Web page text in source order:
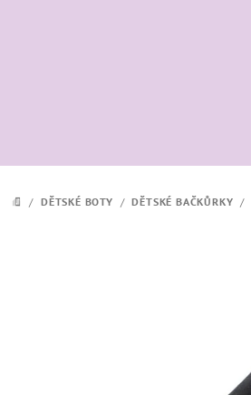
DOMŮ
/ DĚTSKÉ BOTY / DĚTSKÉ BAČKŮRKY /